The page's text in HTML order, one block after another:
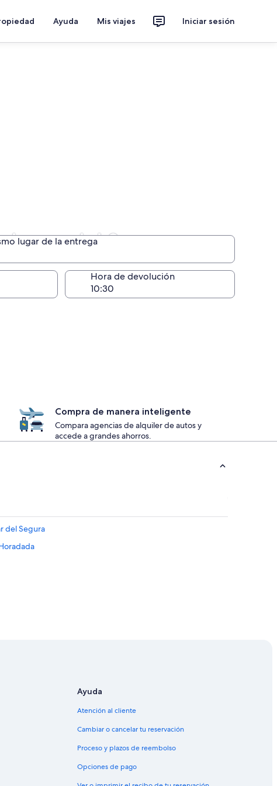
Ayuda Mis viajes Iniciar sesión
del Segura
lugar de la entrega
lugar de la entrega
Hora de devolución
Compra de manera inteligente
Compara agencias de alquiler de autos y
accede a grandes ahorros.
del Segura
Ayuda
Atención al cliente
Cambiar o cancelar tu reservación
Proceso y plazos de reembolso
Opciones de pago